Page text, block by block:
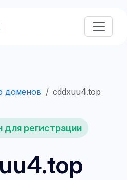
доменов cddxuu4.top
для регистрации